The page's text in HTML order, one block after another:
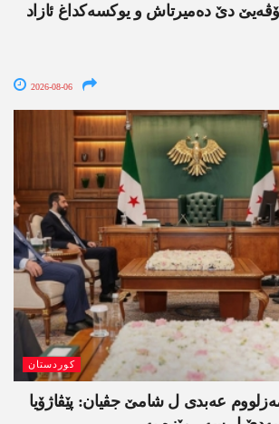
دێ دەمیرتاش و یوکسەکداغ ئازاد
2026-08-06
کوردستان
عەبدی ل شامێ جڤیان: پێڤاژۆیا